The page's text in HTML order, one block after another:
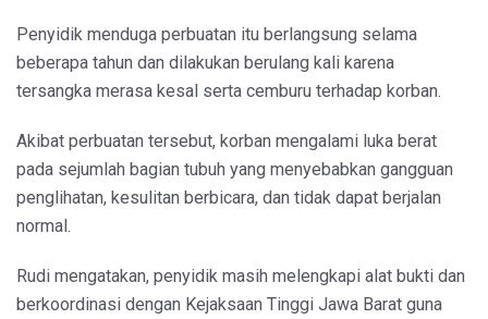
Penyidik menduga perbuatan itu berlangsung selama
beberapa tahun dan dilakukan berulang kali karena
tersangka merasa kesal serta cemburu terhadap korban.
Akibat perbuatan tersebut, korban mengalami luka berat
pada sejumlah bagian tubuh yang menyebabkan gangguan
penglihatan, kesulitan berbicara, dan tidak dapat berjalan
normal.
Rudi mengatakan, penyidik masih melengkapi alat bukti dan
berkoordinasi dengan Kejaksaan Tinggi Jawa Barat guna